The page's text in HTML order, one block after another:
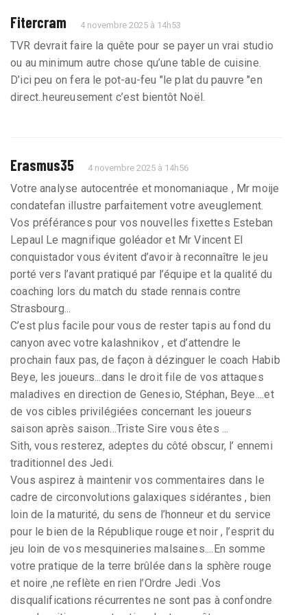
Fitercram 4 novembre 2025 à 14h53
TVR devrait faire la quête pour se payer un vrai studio
ou au minimum autre chose qu’une table de cuisine.
D’ici peu on fera le pot-au-feu "le plat du pauvre "en
direct..heureusement c’est bientôt Noël.
Erasmus35 4 novembre 2025 à 14h56
Votre analyse autocentrée et monomaniaque , Mr moije
condatefan illustre parfaitement votre aveuglement.
Vos préférances pour vos nouvelles fixettes Esteban
Lepaul Le magnifique goléador et Mr Vincent El
conquistador vous évitent d’avoir à reconnaître le jeu
porté vers l’avant pratiqué par l’équipe et la qualité du
coaching lors du match du stade rennais contre
Strasbourg...
C’est plus facile pour vous de rester tapis au fond du
canyon avec votre kalashnikov , et d’attendre le
prochain faux pas, de façon à dézinguer le coach Habib
Beye, les joueurs...dans le droit file de vos attaques
maladives en direction de Genesio, Stéphan, Beye....et
de vos cibles privilégiées concernant les joueurs
saison après saison...Triste Sire vous êtes ...
Sith, vous resterez, adeptes du côté obscur, l’ ennemi
traditionnel des Jedi.
Vous aspirez à maintenir vos commentaires dans le
cadre de circonvolutions galaxiques sidérantes , bien
loin de la maturité, du sens de l’honneur et du service
pour le bien de la République rouge et noir , l’esprit du
jeu loin de vos mesquineries malsaines....En somme
votre pratique de la terre brûlée dans la sphère rouge
et noire ,ne reflète en rien l’Ordre Jedi .Vos
disqualifications récurrentes ne sont pas à confondre